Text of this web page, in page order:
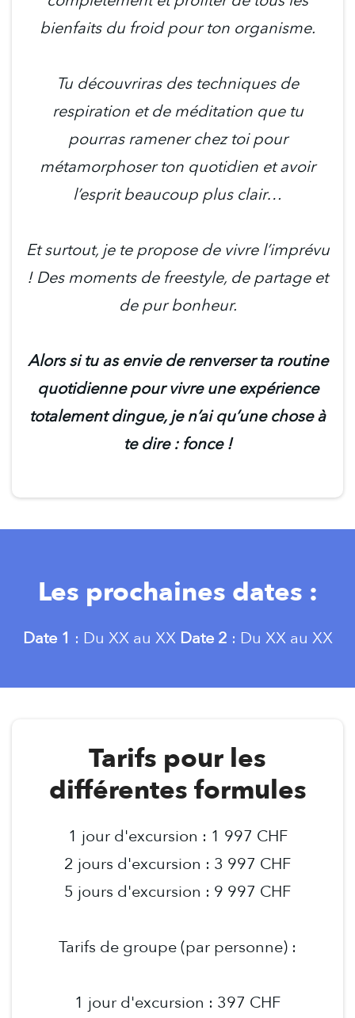
bienfaits du froid pour ton organisme.
Tu découvriras des techniques de
respiration et de méditation que tu
pourras ramener chez toi pour
métamorphoser ton quotidien et avoir
l’esprit beaucoup plus clair…
Et surtout, je te propose de vivre l’imprévu
! Des moments de freestyle, de partage et
de pur bonheur.
Alors si tu as envie de renverser ta routine
quotidienne pour vivre une expérience
totalement dingue, je n’ai qu’une chose à
te dire : fonce !
Les prochaines dates :
Date 1 : Du XX au XX Date 2 : Du XX au XX
Tarifs pour les
différentes formules
1 jour d'excursion : 1 997 CHF
2 jours d'excursion : 3 997 CHF
5 jours d'excursion : 9 997 CHF
Tarifs de groupe (par personne) :
1 jour d'excursion : 397 CHF